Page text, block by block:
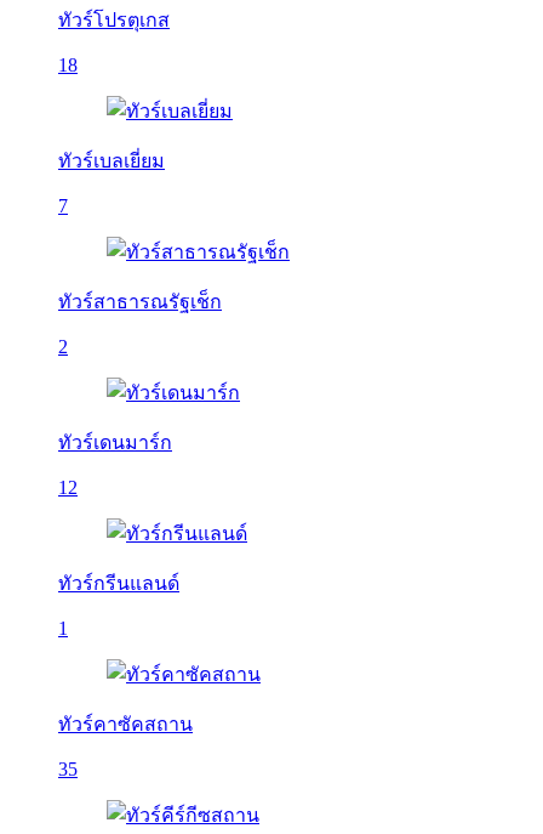
ทัวร์โปรตุเกส
18
ทัวร์เบลเยี่ยม
7
ทัวร์สาธารณรัฐเช็ก
2
ทัวร์เดนมาร์ก
12
ทัวร์กรีนแลนด์
1
ทัวร์คาซัคสถาน
35